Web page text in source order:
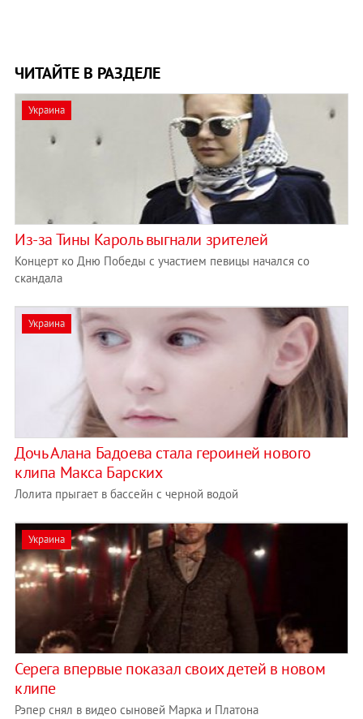
ЧИТАЙТЕ В РАЗДЕЛЕ
Украина
Из-за Тины Кароль выгнали зрителей
Концерт ко Дню Победы с участием певицы начался со
скандала
Украина
Дочь Алана Бадоева стала героиней нового
клипа Макса Барских
Лолита прыгает в бассейн с черной водой
Украина
Серега впервые показал своих детей в новом
клипе
Рэпер снял в видео сыновей Марка и Платона